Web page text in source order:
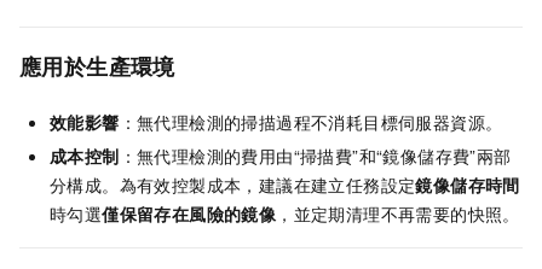
應用於生產環境
效能影響 ：無代理檢測的掃描過程不消耗目標伺服器資源。
成本控制 ：無代理檢測的費用由“掃描費”和“鏡像儲存費”兩部
分構成。為有效控製成本，建議在建立任務設定鏡像儲存時間
時勾選僅保留存在風險的鏡像 ，並定期清理不再需要的快照。